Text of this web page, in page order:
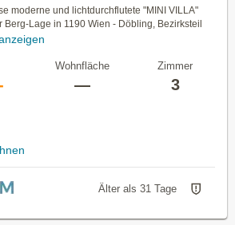
BEWOHNBAR
moderne und lichtdurchflutete "MINI VILLA"
Lage in 1190 Wien - Döbling, Bezirksteil
Wohnfläche
—
Zimmer
3
Älter als 31 Tage